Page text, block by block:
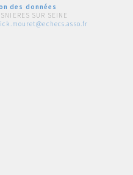
des données
SUR SEINE